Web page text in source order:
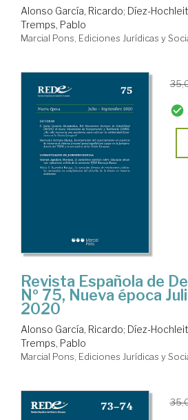
Alonso García, Ricardo; Díez-
Tremps, Pablo
Marcial Pons, Ediciones Jurídicas y
Revista Española de
Nº 75, Nueva época
2020
Alonso García, Ricardo; Díez-
Tremps, Pablo
Marcial Pons, Ediciones Jurídicas y